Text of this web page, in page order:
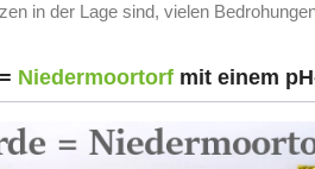
in der Lage sind, vielen
= Niedermoortorf mit einem